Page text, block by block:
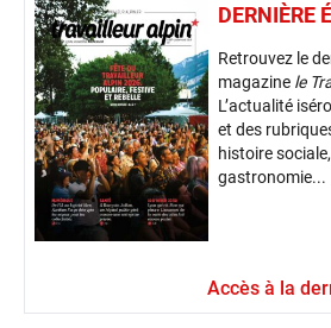
DERNIÈRE
Retrouvez le
magazine le
L’actualité
et des
histoire
gastronomie...
Accès à la